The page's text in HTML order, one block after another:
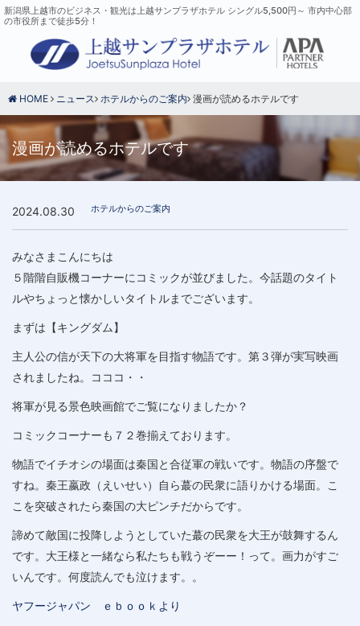
新潟県上越市のビジネス・観光は上越サンプラザホテル シングル5,500円～ 市内中心部
の市役所まで徒歩5分！
HOME ニュース ホテルからのご案内 漫画が読めるホテルです
漫画が読めるホテルです
2024.08.30 ホテルからのご案内
みなさまこんにちは
５階階自販機コーナーにコミックが並びました。今話題のタイト
ルやちょっと懐かしいタイトルまでございます。
まずは【キングダム】
主人公の信が天下の大将軍を目指す物語です。第３弾が実写映画
されましたね。コココ・・
将軍が見る景色映画館でご覧になりましたか？
コミックコーナーも７２巻揃えております。
物語でイチオシの場面は秦国と合従軍の戦いです。物語の序盤で
すね。秦王嬴政（えいせい）自ら蕞の民衆に語りかける場面。こ
こを突破されたら秦国の大ピンチだからです。
諦めて敵国に投降しようとしていた蕞の民衆を大王が鼓舞するん
です。大王様と一緒なら私たちも戦うぞーー！って。画力がすご
いんです。何度読んでも泣けます。。
ヤフージャパン ｅｂｏｏｋより